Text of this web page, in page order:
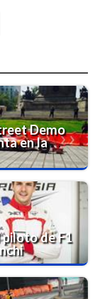
Demo
en la
piloto de F1